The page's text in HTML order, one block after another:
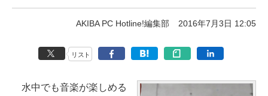
AKIBA PC Hotline!編集部 2016年7月3日 12:05
リスト
水中でも音楽が楽しめる